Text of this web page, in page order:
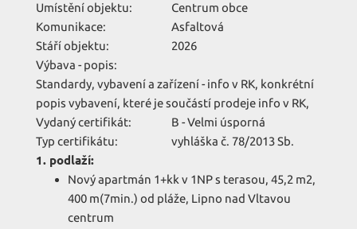
Umístění objektu:
Centrum obce
Komunikace:
Asfaltová
Stáří objektu:
2026
Výbava - popis:
Standardy, vybavení a zařízení - info v RK, konkrétní
popis vybavení, které je součástí prodeje info v RK,
Vydaný certifikát:
B - Velmi úsporná
Typ certifikátu:
vyhláška č. 78/2013 Sb.
1. podlaží:
Nový apartmán 1+kk v 1NP s terasou, 45,2 m2,
400 m(7min.) od pláže, Lipno nad Vltavou
centrum